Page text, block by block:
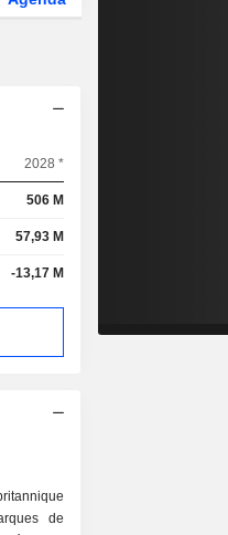
2028 *
506 M
57,93 M
-13,17 M
de